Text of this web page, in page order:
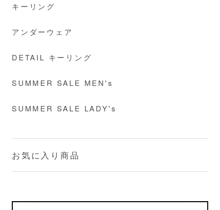
キーリング
アンダーウェア
DETAIL キーリング
SUMMER SALE MEN's
SUMMER SALE LADY's
お気に入り商品